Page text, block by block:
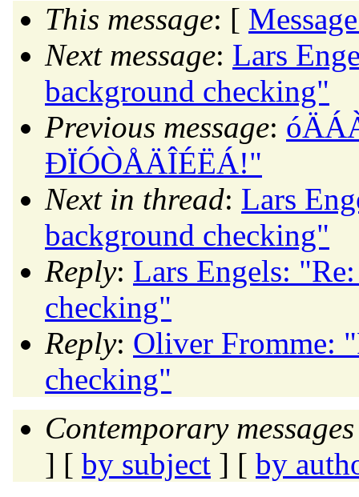
This message: [
Next message: Lars
background checking"
Previous message:
ÐÏÓÒÅÄÎÉËÁ!"
Next in thread: Lars
background checking"
Reply: Lars Engels:
checking"
Reply: Oliver Fromme:
checking"
Contemporary
] [ by subject ] [ by